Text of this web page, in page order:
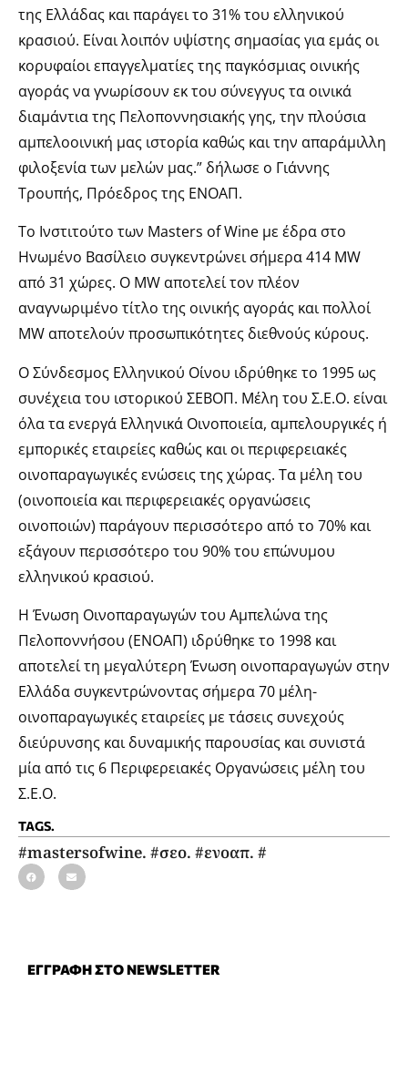
της Ελλάδας και παράγει το 31% του ελληνικού
κρασιού. Είναι λοιπόν υψίστης σημασίας για εμάς οι
κορυφαίοι επαγγελματίες της παγκόσμιας οινικής
αγοράς να γνωρίσουν εκ του σύνεγγυς τα οινικά
διαμάντια της Πελοποννησιακής γης, την πλούσια
αμπελοοινική μας ιστορία καθώς και την απαράμιλλη
φιλοξενία των μελών μας.” δήλωσε ο Γιάννης
Τρουπής, Πρόεδρος της ΕΝΟΑΠ.
Το Ινστιτούτο των Masters of Wine με έδρα στο
Ηνωμένο Βασίλειο συγκεντρώνει σήμερα 414 MW
από 31 χώρες. Ο MW αποτελεί τον πλέον
αναγνωριμένο τίτλο της οινικής αγοράς και πολλοί
MW αποτελούν προσωπικότητες διεθνούς κύρους.
Ο Σύνδεσμος Ελληνικού Οίνου ιδρύθηκε το 1995 ως
συνέχεια του ιστορικού ΣΕΒΟΠ. Μέλη του Σ.Ε.Ο. είναι
όλα τα ενεργά Ελληνικά Οινοποιεία, αμπελουργικές ή
εμπορικές εταιρείες καθώς και οι περιφερειακές
οινοπαραγωγικές ενώσεις της χώρας. Τα μέλη του
(οινοποιεία και περιφερειακές οργανώσεις
οινοποιών) παράγουν περισσότερο από το 70% και
εξάγουν περισσότερο του 90% του επώνυμου
ελληνικού κρασιού.
Η Ένωση Οινοπαραγωγών του Αμπελώνα της
Πελοποννήσου (ΕΝΟΑΠ) ιδρύθηκε το 1998 και
αποτελεί τη μεγαλύτερη Ένωση οινοπαραγωγών στην
Ελλάδα συγκεντρώνοντας σήμερα 70 μέλη-
οινοπαραγωγικές εταιρείες με τάσεις συνεχούς
διεύρυνσης και δυναμικής παρουσίας και συνιστά
μία από τις 6 Περιφερειακές Οργανώσεις μέλη του
Σ.Ε.Ο.
TAGS.
#mastersofwine. #σεο. #ενοαπ. #
ΕΓΓΡΑΦΗ ΣΤΟ NEWSLETTER